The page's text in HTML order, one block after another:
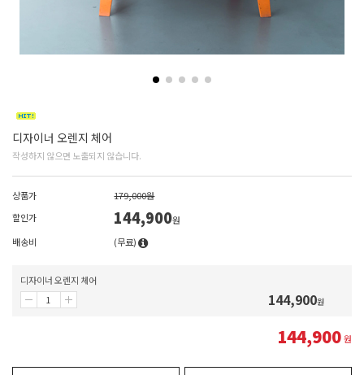
디자이너 오렌지 체어
작성하지 않으면 노출되지 않습니다.
상품가
179,000원
할인가
144,900원
배송비
(무료)
디자이너 오렌지 체어
144,900원
144,900원